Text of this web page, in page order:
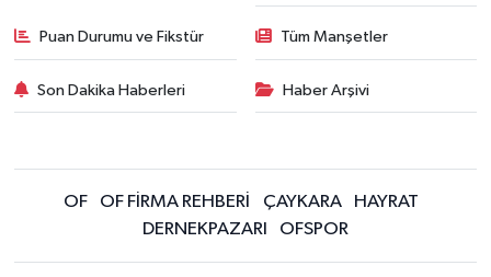
Puan Durumu ve Fikstür Tüm Manşetler
Son Dakika Haberleri Haber Arşivi
OF OF FİRMA REHBERİ ÇAYKARA
HAYRAT
DERNEKPAZARI
OFSPOR